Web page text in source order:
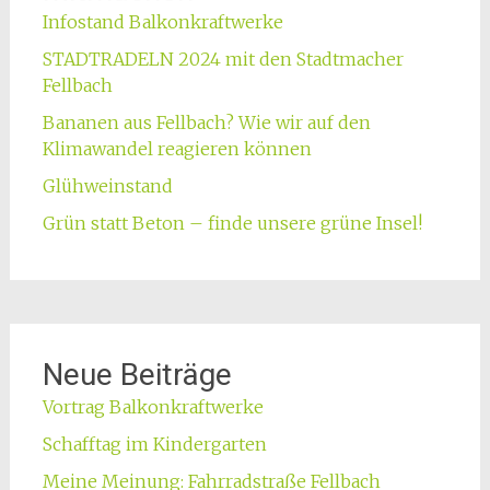
Infostand Balkonkraftwerke
STADTRADELN 2024 mit den Stadtmacher
Fellbach
Bananen aus Fellbach? Wie wir auf den
Klimawandel reagieren können
Glühweinstand
Grün statt Beton – finde unsere grüne Insel!
Neue Beiträge
Vortrag Balkonkraftwerke
Schafftag im Kindergarten
Meine Meinung: Fahrradstraße Fellbach